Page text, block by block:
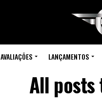
AVALIAÇÕES LANÇAMENTOS
All posts